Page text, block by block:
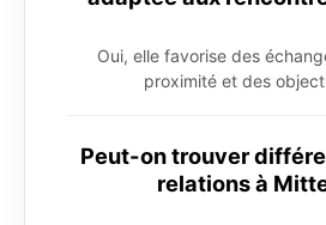
Oui, elle favorise des
proximité et des
Peut-on trouver
relations à